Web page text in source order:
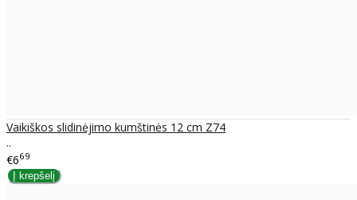
Vaikiškos slidinėjimo kumštinės 12 cm Z74
..
€669